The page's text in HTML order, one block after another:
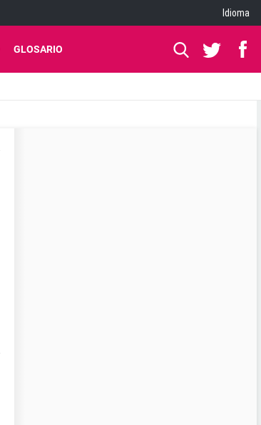
Idioma
GLOSARIO